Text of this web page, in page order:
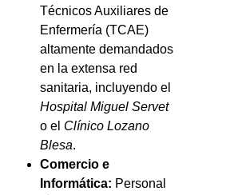
Técnicos Auxiliares de
Enfermería (TCAE)
altamente demandados
en la extensa red
sanitaria, incluyendo el
Hospital Miguel Servet
o el Clínico Lozano
Blesa.
Comercio e
Informática: Personal